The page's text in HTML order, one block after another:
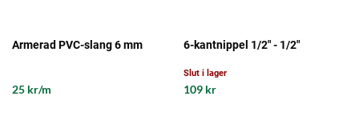
Armerad PVC-slang 6 mm
25 kr/m
6-kantnippel 1/2" - 1/2"
Slut i lager
109 kr